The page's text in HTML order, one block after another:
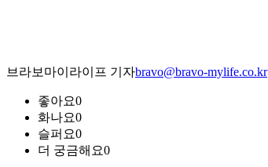
브라보마이라이프 기자bravo@bravo-mylife.co.kr
좋아요0
화나요0
슬퍼요0
더 궁금해요0